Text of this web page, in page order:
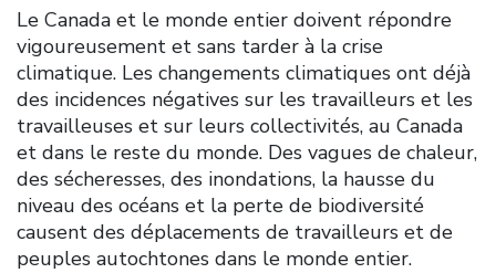
Le Canada et le monde entier doivent répondre
vigoureusement et sans tarder à la crise
climatique. Les changements climatiques ont déjà
des incidences négatives sur les travailleurs et les
travailleuses et sur leurs collectivités, au Canada
et dans le reste du monde. Des vagues de chaleur,
des sécheresses, des inondations, la hausse du
niveau des océans et la perte de biodiversité
causent des déplacements de travailleurs et de
peuples autochtones dans le monde entier.